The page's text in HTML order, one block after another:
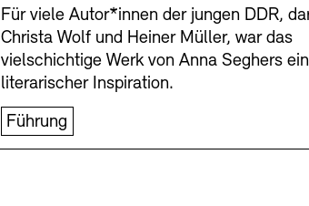
Für viele Autor*innen der jungen DDR,
Christa Wolf und Heiner Müller, war das
vielschichtige Werk von Anna Seghers
literarischer Inspiration.
Führung